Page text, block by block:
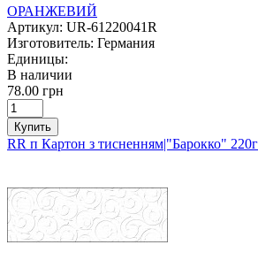
ОРАНЖЕВИЙ
Артикул: UR-61220041R
Изготовитель: Германия
Единицы:
В наличии
78.00 грн
Купить
RR п Картон з тисненням|"Барокко"